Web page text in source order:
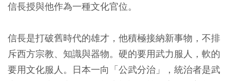
信長授與他作為一種文化官位。
信長是打破舊時代的雄才，他積極接納新事物，不排
斥西方宗教、知識與器物。硬的要用武力服人，軟的
要用文化服人。日本一向「公武分治」，統治者是武